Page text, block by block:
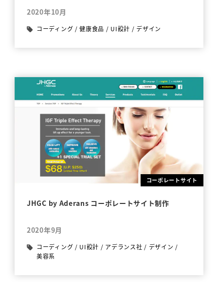
2020年10月
コーディング /健康食品 / UI設計 / デザイン
コーポレートサイト
JHGC by Aderans コーポレートサイト制作
2020年9月
コーディング / UI設計 / アデランス社 / デザイン /
美容系